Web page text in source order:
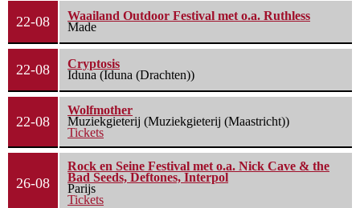
22-08
Waailand Outdoor Festival met o.a. Ruthless
Made
22-08
Cryptosis
Iduna (Iduna (Drachten))
22-08
Wolfmother
Muziekgieterij (Muziekgieterij (Maastricht))
Tickets
26-08
Rock en Seine Festival met o.a. Nick Cave & the
Bad Seeds, Deftones, Interpol
Parijs
Tickets